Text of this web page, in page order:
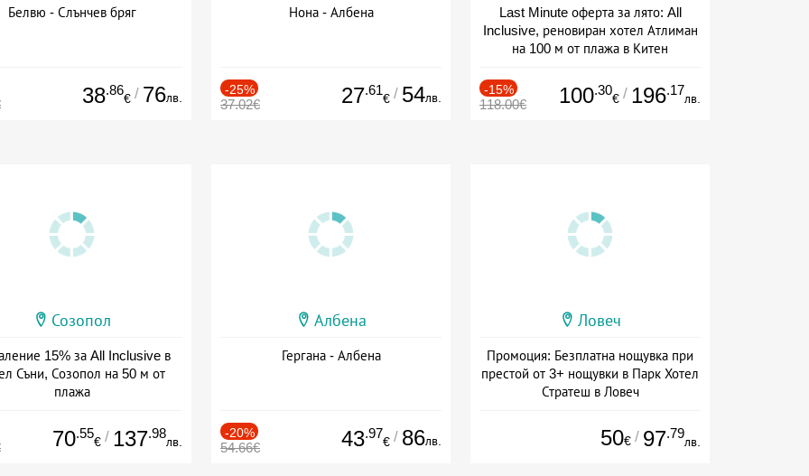
Белвю - Слънчев бряг
38.86
€ / 76лв.
Нона - Албена
-25%
37.02€ 27.61
€ / 54лв.
Last Minute оферта за лято: All
Inclusive, реновиран хотел Атлиман
на 100 м от плажа в Китен
-15%
118.00€ 100.30
€ / 196.17
лв.
Созопол
15% за All Inclusive в
Съни, Созопол на 50 м от
плажа
70.55
€ / 137.98
лв.
Албена
Гергана - Албена
-20%
54.66€ 43.97
€ / 86лв.
Ловеч
Промоция: Безплатна нощувка при
престой от 3+ нощувки в Парк Хотел
Стратеш в Ловеч
50€ / 97.79
лв.